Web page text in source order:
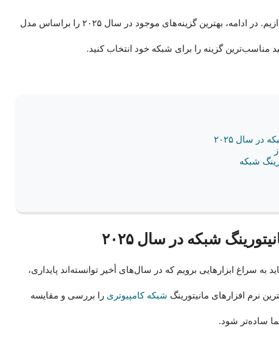
در این مقاله به بررسی و مقایسه انواع این نرم‌افزارها می‌پردازیم. در ادامه، بهترین گزینه‌های موجود در سال ۲۰۲۵ را براساس مدل
مناسب‌ترین گزینه را برای شبکه خود انتخاب کنید.
شبکه
به سراغ ابزارهایی برویم که در سال‌های أخیر توانسته‌اند پایداری،
شبکه کامپیوتری را بررسی و مقایسه
ساده‌تر شود.